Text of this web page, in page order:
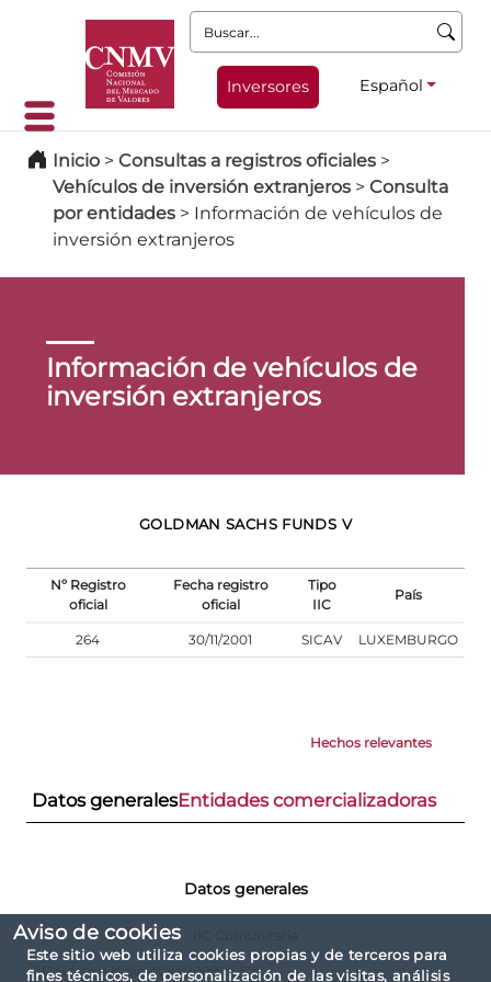
Aviso de cookies
Este sitio web utiliza cookies propias y de terceros para
fines técnicos, de personalización de las visitas, análisis
Buscar:
Inversores Español
Inicio > Consultas a registros oficiales >
Vehículos de inversión extranjeros > Consulta
por entidades > Información de vehículos de
inversión extranjeros
Información de vehículos de
inversión extranjeros
GOLDMAN SACHS FUNDS V
Nº Registro
oficial
Fecha registro
oficial
Tipo
IIC
País
264 30/11/2001 SICAV LUXEMBURGO
Hechos relevantes
Datos generalesEntidades comercializadoras
Datos generales
IIC Sujeto a la directiva 2009/65/CE